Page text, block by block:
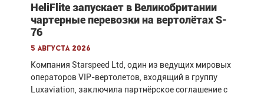
HeliFlite запускает в Великобритании
чартерные перевозки на вертолётах S-
76
5 августа 2026
Компания Starspeed Ltd, один из ведущих мировых
операторов VIP-вертолетов, входящий в группу
Luxaviation, заключила партнёрское соглашение с